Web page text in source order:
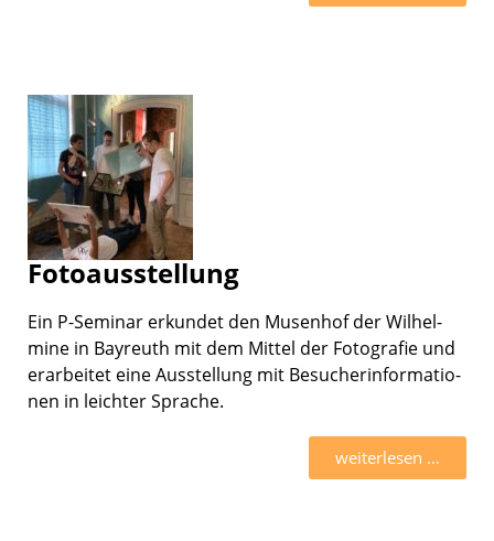
Fotoausstellung
Ein P-Seminar erkun­det den Musen­hof der Wilhel­
mine in Bayreuth mit dem Mittel der Fotogra­fie und
erarbei­tet eine Ausstel­lung mit Besucher­infor­ma­tio­
nen in leich­ter Sprache.
weiter­le­sen …